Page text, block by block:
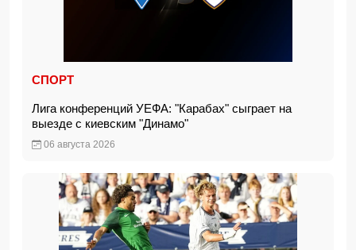
СПОРТ
Лига конференций УЕФА: "Карабах" сыграет на
выезде с киевским "Динамо"
06 августа 2026